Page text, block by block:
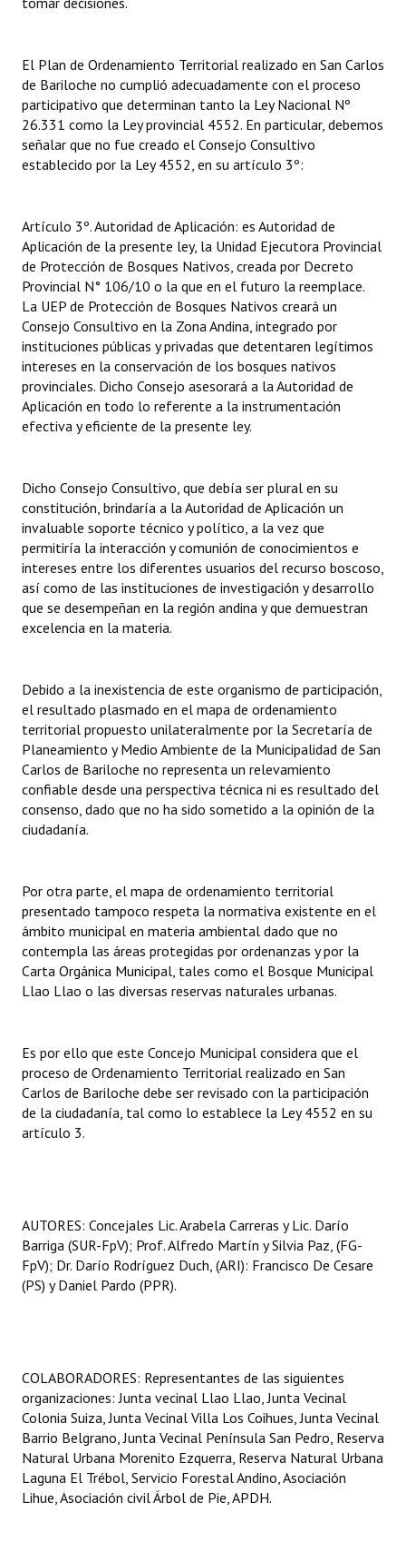
El Plan de Ordenamiento Territorial realizado en San Carlos
de Bariloche no cumplió adecuadamente con el proceso
participativo que determinan tanto la Ley Nacional Nº
26.331 como la Ley provincial 4552. En particular, debemos
señalar que no fue creado el Consejo Consultivo
establecido por la Ley 4552, en su artículo 3º:
Artículo 3º. Autoridad de Aplicación: es Autoridad de
Aplicación de la presente ley, la Unidad Ejecutora Provincial
de Protección de Bosques Nativos, creada por Decreto
Provincial N° 106/10 o la que en el futuro la reemplace.
La UEP de Protección de Bosques Nativos creará un
Consejo Consultivo en la Zona Andina, integrado por
instituciones públicas y privadas que detentaren legítimos
intereses en la conservación de los bosques nativos
provinciales. Dicho Consejo asesorará a la Autoridad de
Aplicación en todo lo referente a la instrumentación
efectiva y eficiente de la presente ley.
Dicho Consejo Consultivo, que debía ser plural en su
constitución, brindaría a la Autoridad de Aplicación un
invaluable soporte técnico y político, a la vez que
permitiría la interacción y comunión de conocimientos e
intereses entre los diferentes usuarios del recurso boscoso,
así como de las instituciones de investigación y desarrollo
que se desempeñan en la región andina y que demuestran
excelencia en la materia.
Debido a la inexistencia de este organismo de participación,
el resultado plasmado en el mapa de ordenamiento
territorial propuesto unilateralmente por la Secretaría de
Planeamiento y Medio Ambiente de la Municipalidad de San
Carlos de Bariloche no representa un relevamiento
confiable desde una perspectiva técnica ni es resultado del
consenso, dado que no ha sido sometido a la opinión de la
ciudadanía.
Por otra parte, el mapa de ordenamiento territorial
presentado tampoco respeta la normativa existente en el
ámbito municipal en materia ambiental dado que no
contempla las áreas protegidas por ordenanzas y por la
Carta Orgánica Municipal, tales como el Bosque Municipal
Llao Llao o las diversas reservas naturales urbanas.
Es por ello que este Concejo Municipal considera que el
proceso de Ordenamiento Territorial realizado en San
Carlos de Bariloche debe ser revisado con la participación
de la ciudadanía, tal como lo establece la Ley 4552 en su
artículo 3.
AUTORES: Concejales Lic. Arabela Carreras y Lic. Darío
Barriga (SUR-FpV); Prof. Alfredo Martín y Silvia Paz, (FG-
FpV); Dr. Darío Rodríguez Duch, (ARI): Francisco De Cesare
(PS) y Daniel Pardo (PPR).
COLABORADORES: Representantes de las siguientes
organizaciones: Junta vecinal Llao Llao, Junta Vecinal
Colonia Suiza, Junta Vecinal Villa Los Coihues, Junta Vecinal
Barrio Belgrano, Junta Vecinal Península San Pedro, Reserva
Natural Urbana Morenito Ezquerra, Reserva Natural Urbana
Laguna El Trébol, Servicio Forestal Andino, Asociación
Lihue, Asociación civil Árbol de Pie, APDH.